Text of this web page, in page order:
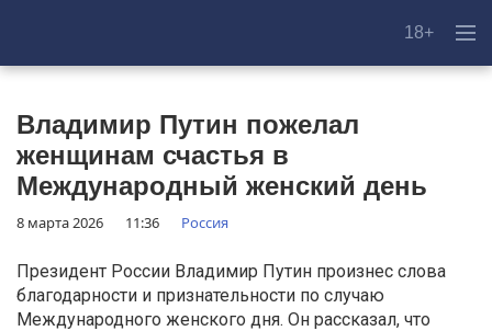
18+
Владимир Путин пожелал
женщинам счастья в
Международный женский день
8 марта 2026 11:36 Россия
Президент России Владимир Путин произнес слова
благодарности и признательности по случаю
Международного женского дня. Он рассказал, что